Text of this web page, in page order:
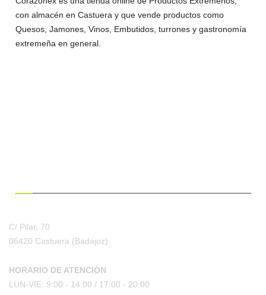
con almacén en Castuera y que vende productos como
Quesos, Jamones, Vinos, Embutidos, turrones y gastronomía
extremeña en general.
C/ Pilar, 70
06420 Castuera (Badajoz)
HORARIO DE ATENCIÓN
LUN-VIE: 9:00 - 14:00 / 17:00 - 20:00